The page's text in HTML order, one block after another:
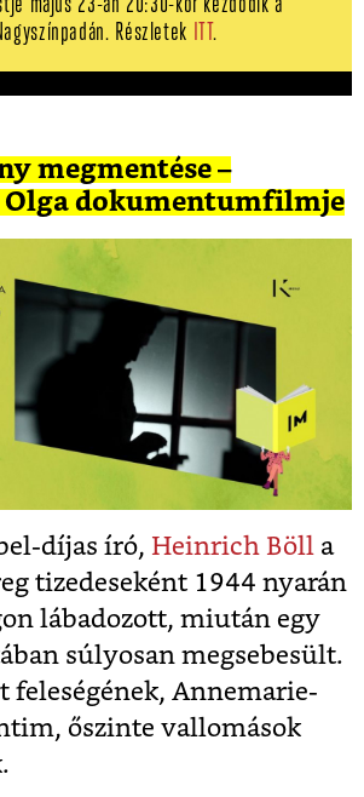
május 23-án 20:30-kor kezdődik a
Részletek
ITT.
megmentése –
Olga dokumentumfilmje
díjas író, Heinrich Böll a
tizedeseként 1944 nyarán
lábadozott, miután egy
súlyosan megsebesült.
feleségének, Annemarie-
őszinte vallomások